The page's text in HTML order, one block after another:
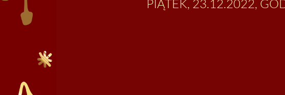
PIĄTEK, 23.12.2022,